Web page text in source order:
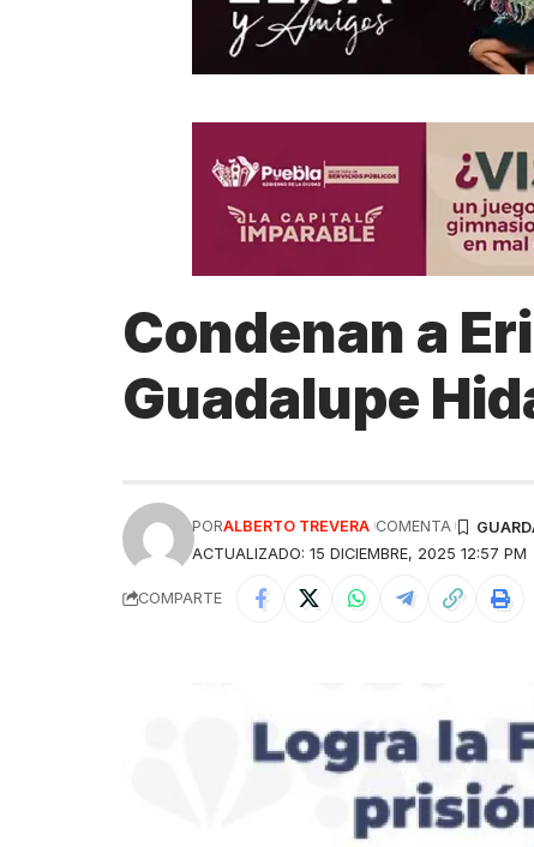
Condenan a
Guadalupe
ACTUALIZADO: 15 DICIEMBRE, 2025 12:57 PM
PORALBERTO TREVERA COMENTA
COMPARTE